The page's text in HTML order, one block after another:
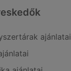
ajánlatai